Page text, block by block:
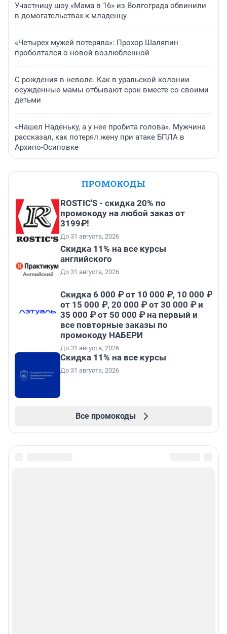
Участницу шоу «Мама в 16» из Волгограда обвинили
в домогательствах к младенцу
«Четырех мужей потеряла»: Прохор Шаляпин
проболтался о новой возлюбленной
С рождения в неволе. Как в уральской колонии
осужденные мамы отбывают срок вместе со своими
детьми
«Нашел Наденьку, а у нее пробита голова». Мужчина
рассказал, как потерял жену при атаке БПЛА в
Архипо-Осиповке
ПРОМОКОДЫ
ROSTIC'S - скидка 20% по
промокоду на любой заказ от
3199₽!
До 31 августа, 2026
Скидка 11% на все курсы
английского
До 31 августа, 2026
Скидка 6 000 ₽ от 10 000 ₽, 10 000 ₽
от 15 000 ₽, 20 000 ₽ от 30 000 ₽ и
35 000 ₽ от 50 000 ₽ на первый и
все повторные заказы по
промокоду НАБЕРИ
До 31 августа, 2026
Скидка 11% на все курсы
До 31 августа, 2026
Все промокоды